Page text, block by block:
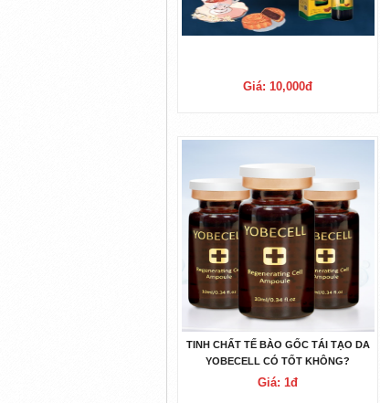
Giá: 10,000đ
TINH CHẤT TẾ BÀO GỐC TÁI TẠO DA
YOBECELL CÓ TỐT KHÔNG?
Giá: 1đ